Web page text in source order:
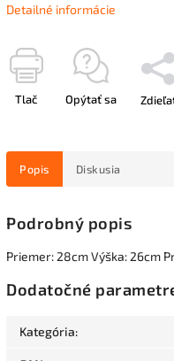
Detailné informácie
Tlač Opýtať sa
Popis Diskusia
Podrobný popis
Priemer: 28cm Výška: 26cm
Dodatočné
Kategória: